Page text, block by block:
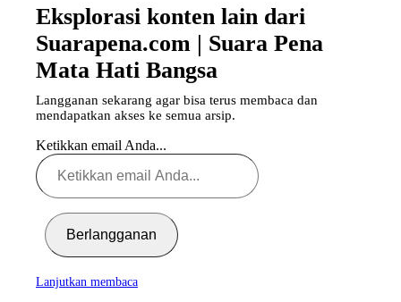
Eksplorasi konten lain dari
Suarapena.com | Suara Pena
Mata Hati Bangsa
Langganan sekarang agar bisa terus membaca dan
mendapatkan akses ke semua arsip.
Ketikkan email Anda...
Berlangganan
Lanjutkan membaca